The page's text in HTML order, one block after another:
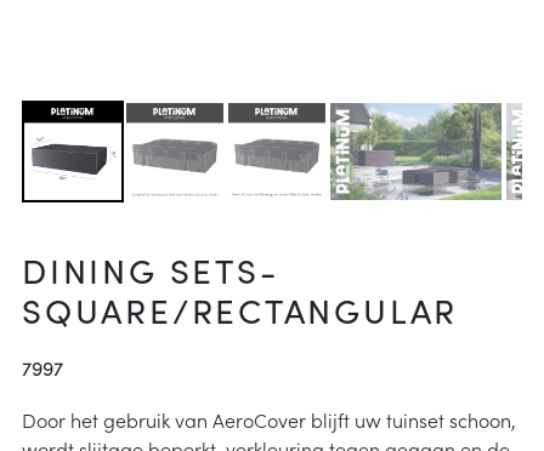
kiezen
DINING SETS-
SQUARE/RECTANGULAR
7997
Door het gebruik van AeroCover blijft uw tuinset schoon,